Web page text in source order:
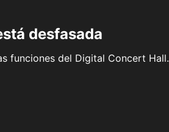
desfasada
funciones del Digital Concert Hall.